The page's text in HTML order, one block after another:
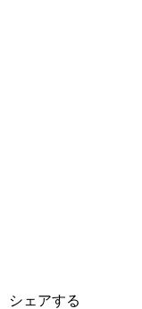
シェアする